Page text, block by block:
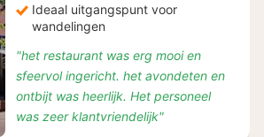
Ideaal uitgangspunt voor
wandelingen
"het restaurant was erg mooi en
sfeervol ingericht. het avondeten en
ontbijt was heerlijk. Het personeel
was zeer klantvriendelijk"